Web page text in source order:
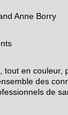
Anne Borry
tout en couleur,
des
de